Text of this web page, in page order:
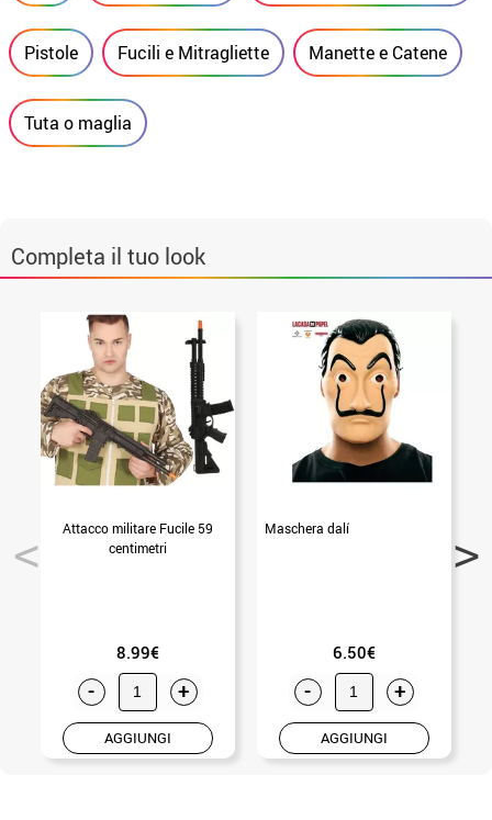
Pistole Fucili e Mitragliette Manette e Catene
Tuta o maglia
Completa il tuo look
Attacco militare Fucile 59
centimetri
8.99€
- +
AGGIUNGI
Maschera dalí
6.50€
- +
AGGIUNGI